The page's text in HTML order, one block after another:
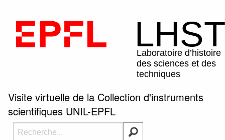
Visite virtuelle de la Collection d'instruments
scientifiques UNIL-EPFL